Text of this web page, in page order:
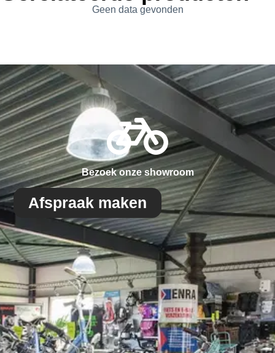
Geen data gevonden
Bezoek onze showroom
Afspraak maken